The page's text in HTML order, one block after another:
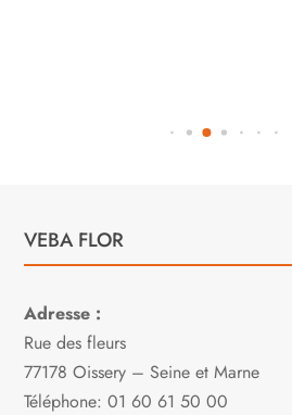
VEBA FLOR
Adresse :
Rue des fleurs
77178 Oissery – Seine et Marne
Téléphone: 01 60 61 50 00